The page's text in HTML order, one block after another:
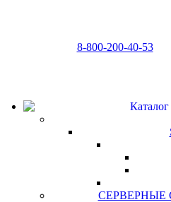
8-800-200-40-53